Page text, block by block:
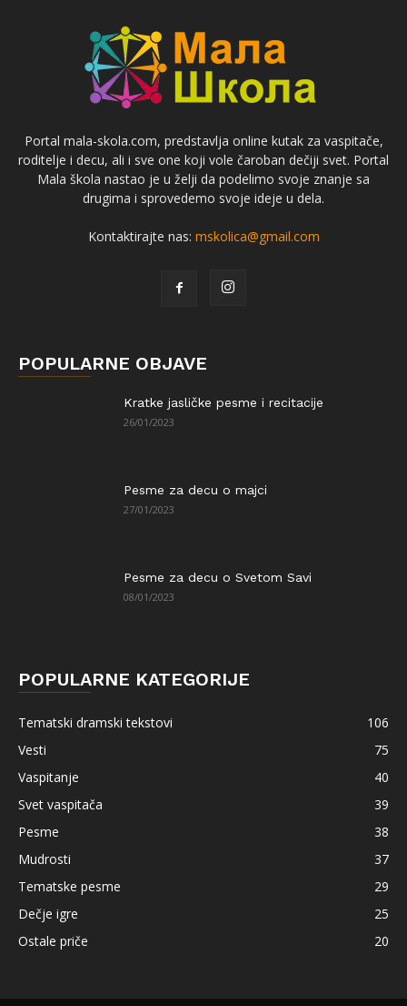
Portal mala-skola.com, predstavlja online kutak za vaspitače,
roditelje i decu, ali i sve one koji vole čaroban dečiji svet. Portal
Mala škola nastao je u želji da podelimo svoje znanje sa
drugima i sprovedemo svoje ideje u dela.
Kontaktirajte nas: mskolica@gmail.com
POPULARNE OBJAVE
Kratke jasličke pesme i recitacije
26/01/2023
Pesme za decu o majci
27/01/2023
Pesme za decu o Svetom Savi
08/01/2023
POPULARNE KATEGORIJE
Tematski dramski tekstovi
106
Vesti
75
Vaspitanje
40
Svet vaspitača
39
Pesme
38
Mudrosti
37
Tematske pesme
29
Dečje igre
25
Ostale priče
20